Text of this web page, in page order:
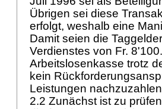
Übrigen sei diese
erfolgt, weshalb eine
Damit seien die
Verdienstes von Fr.
Arbeitslosenkasse trotz
kein
Leistungen
2.2 Zunächst ist zu